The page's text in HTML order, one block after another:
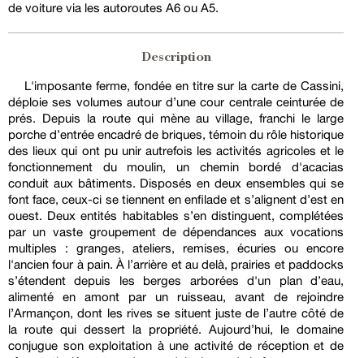
de voiture via les autoroutes A6 ou A5.
Description
L'imposante ferme, fondée en titre sur la carte de Cassini,
déploie ses volumes autour d’une cour centrale ceinturée de
prés. Depuis la route qui mène au village, franchi le large
porche d’entrée encadré de briques, témoin du rôle historique
des lieux qui ont pu unir autrefois les activités agricoles et le
fonctionnement du moulin, un chemin bordé d'acacias
conduit aux bâtiments. Disposés en deux ensembles qui se
font face, ceux-ci se tiennent en enfilade et s’alignent d’est en
ouest. Deux entités habitables s’en distinguent, complétées
par un vaste groupement de dépendances aux vocations
multiples : granges, ateliers, remises, écuries ou encore
l'ancien four à pain. À l’arrière et au delà, prairies et paddocks
s’étendent depuis les berges arborées d'un plan d’eau,
alimenté en amont par un ruisseau, avant de rejoindre
l’Armançon, dont les rives se situent juste de l’autre côté de
la route qui dessert la propriété. Aujourd’hui, le domaine
conjugue son exploitation à une activité de réception et de